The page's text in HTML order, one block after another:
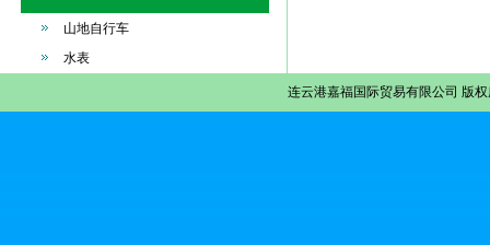
山地自行车
水表
连云港嘉福国际贸易有限公司 版